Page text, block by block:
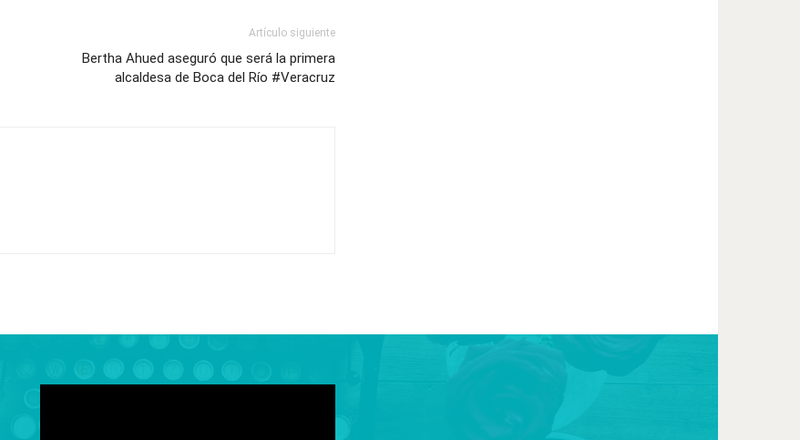
Artículo siguiente
Bertha Ahued aseguró que será la primera
alcaldesa de Boca del Río #Veracruz